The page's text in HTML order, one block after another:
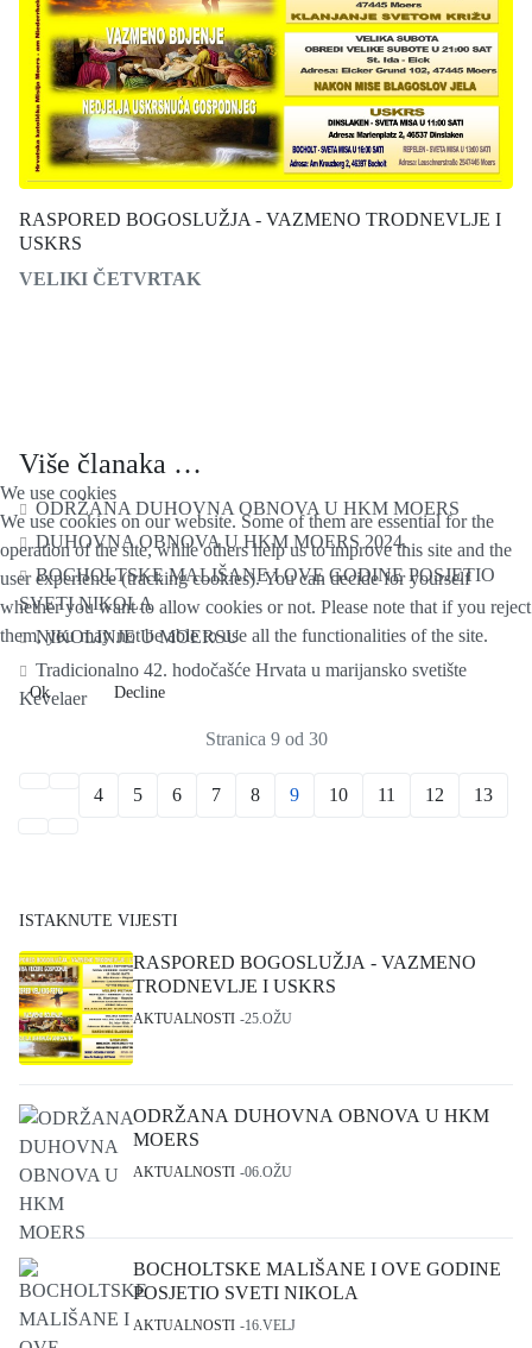
RASPORED BOGOSLUŽJA - VAZMENO TRODNEVLJE I
USKRS
VELIKI ČETVRTAK
Više članaka …
ODRŽANA DUHOVNA OBNOVA U HKM MOERS
DUHOVNA OBNOVA U HKM MOERS 2024.
BOCHOLTSKE MALIŠANE I OVE GODINE POSJETIO
SVETI NIKOLA
NIKOLINJE U MOERSU
Tradicionalno 42. hodočašće Hrvata u marijansko svetište
Kevelaer
Stranica 9 od 30
4 5 6 7 8 9 10 11 12 13
ISTAKNUTE VIJESTI
RASPORED BOGOSLUŽJA - VAZMENO
TRODNEVLJE I USKRS
AKTUALNOSTI 25.OŽU
ODRŽANA DUHOVNA OBNOVA U HKM
MOERS
AKTUALNOSTI 06.OŽU
BOCHOLTSKE MALIŠANE I OVE GODINE
POSJETIO SVETI NIKOLA
AKTUALNOSTI 16.VELJ
We use cookies
We use cookies on our website. Some of them are essential for the
operation of the site, while others help us to improve this site and the
user experience (tracking cookies). You can decide for yourself
whether you want to allow cookies or not. Please note that if you reject
them, you may not be able to use all the functionalities of the site.
Ok Decline